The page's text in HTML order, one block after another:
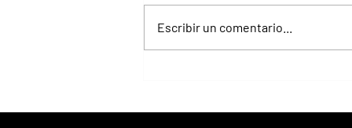
Escribir un comentario...